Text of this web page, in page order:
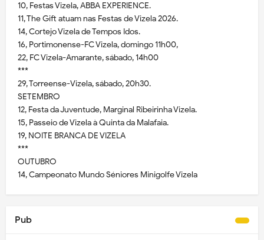
10, Festas Vizela, ABBA EXPERIENCE.
11, The Gift atuam nas Festas de Vizela 2026.
14, Cortejo Vizela de Tempos Idos.
16, Portimonense-FC Vizela, domingo 11h00,
22, FC Vizela-Amarante, sábado, 14h00
***
29, Torreense-Vizela, sábado, 20h30.
SETEMBRO
12, Festa da Juventude, Marginal Ribeirinha Vizela.
15, Passeio de Vizela à Quinta da Malafaia.
19, NOITE BRANCA DE VIZELA
***
OUTUBRO
14, Campeonato Mundo Séniores Minigolfe Vizela
Pub